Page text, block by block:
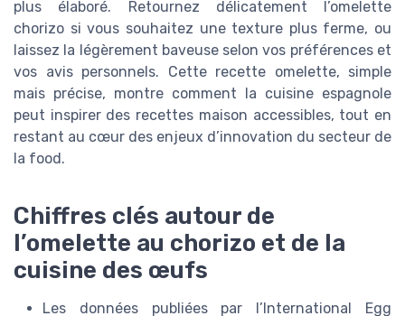
plus élaboré. Retournez délicatement l’omelette
chorizo si vous souhaitez une texture plus ferme, ou
laissez la légèrement baveuse selon vos préférences et
vos avis personnels. Cette recette omelette, simple
mais précise, montre comment la cuisine espagnole
peut inspirer des recettes maison accessibles, tout en
restant au cœur des enjeux d’innovation du secteur de
la food.
Chiffres clés autour de
l’omelette au chorizo et de la
cuisine des œufs
Les données publiées par l’International Egg